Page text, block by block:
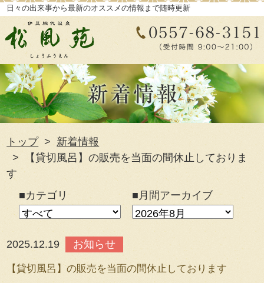
日々の出来事から最新のオススメの情報まで随時更新
トップ
新着情報
【貸切風呂】の販売を当面の間休止しておりま
す
■カテゴリ
■月間アーカイブ
2025.12.19 お知らせ
【貸切風呂】の販売を当面の間休止しております